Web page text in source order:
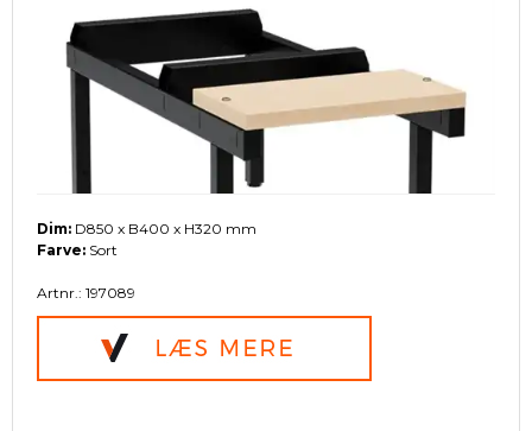
Dim: D850 x B400 x H320 mm
Farve: Sort
Artnr.: 197089